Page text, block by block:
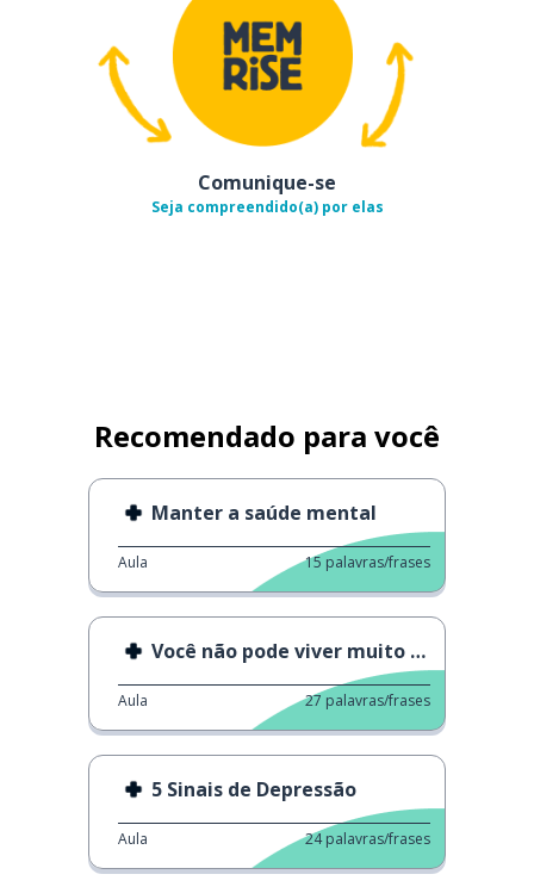
Comunique-se
Seja compreendido(a) por elas
Recomendado para você
Manter a saúde mental
Aula 15 palavras/frases
Você não pode viver muito sem isso
Aula 27 palavras/frases
5 Sinais de Depressão
Aula 24 palavras/frases